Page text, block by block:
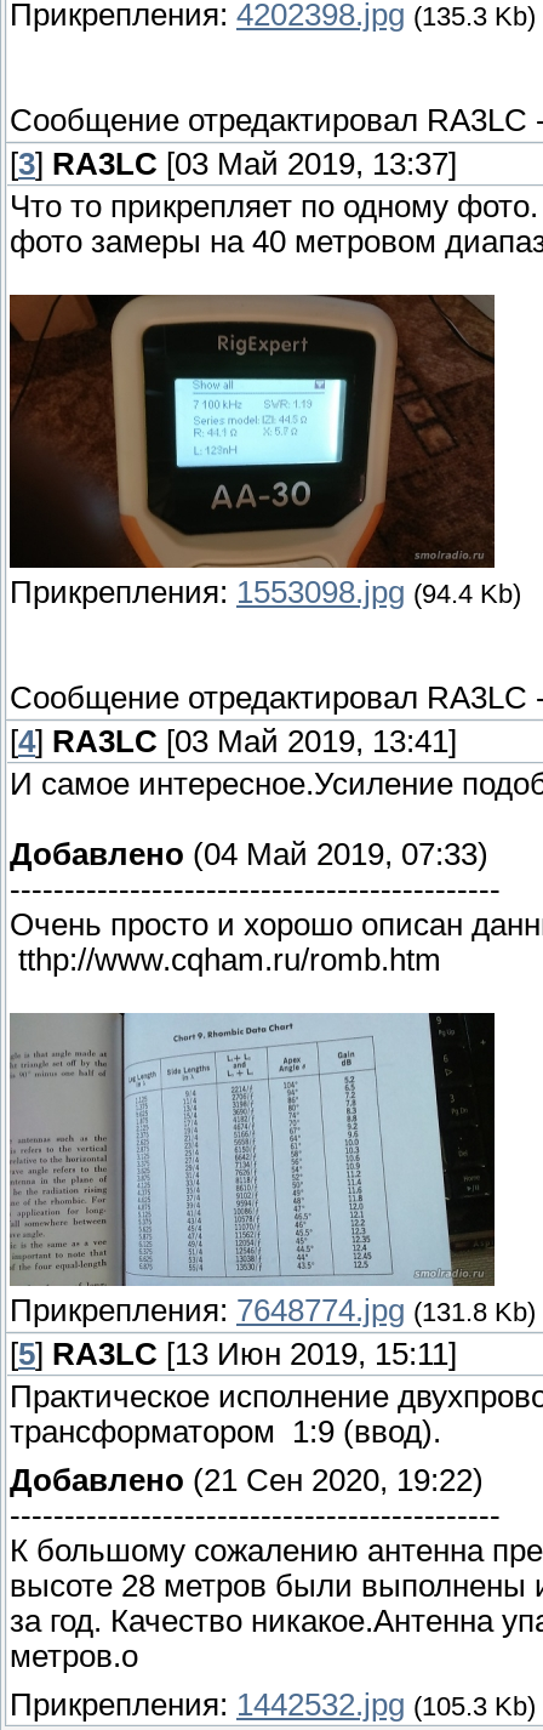
Прикрепления: 4202398.jpg (135.3 Kb)
Сообщение отредактировал RA3LC
[3] RA3LC [03 Май 2019, 13:37]
Что то прикрепляет по одному
фото замеры на 40 метровом
Прикрепления: 1553098.jpg (94.4 Kb)
Сообщение отредактировал RA3LC
[4] RA3LC [03 Май 2019, 13:41]
И самое интересное.Усиление
Добавлено (04 Май 2019, 07:33)
---------------------------------------------
Очень просто и хорошо описан
tthp://www.cqham.ru/romb.htm
Прикрепления: 7648774.jpg (131.8 Kb)
[5] RA3LC [13 Июн 2019, 15:11]
Практическое исполнение
трансформатором 1:9 (ввод).
Добавлено (21 Сен 2020, 19:22)
---------------------------------------------
К большому сожалению антенна
высоте 28 метров были выполнены
за год. Качество никакое.Антенна
метров.о
Прикрепления: 1442532.jpg (105.3 Kb)